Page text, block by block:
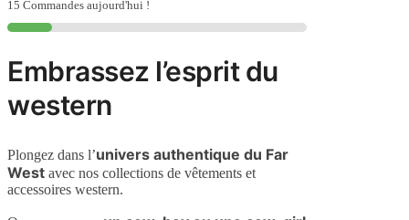
Ceinture
Cœur
15 Commandes aujourd'hui !
Embrassez l’esprit du
western
Plongez dans l’univers authentique du Far
West avec nos collections de vêtements et
accessoires western.